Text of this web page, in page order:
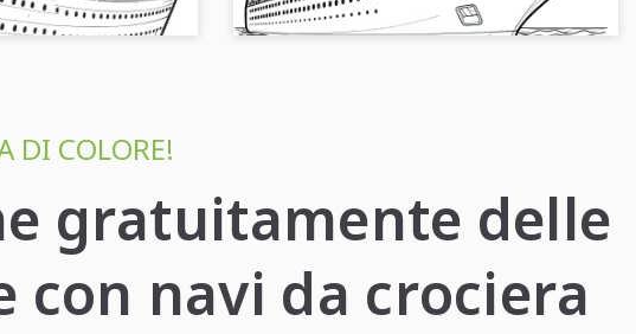
DI COLORE!
gratuitamente delle
navi da crociera